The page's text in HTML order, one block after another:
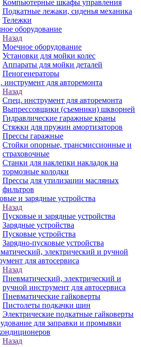
Компьютерные шкафы управления
Подкатные лежаки, сиденья механика
Тележки
оборудование
Назад
Моечное оборудование
Установки для мойки колес
Аппараты для мойки деталей
Пеногенераторы
инструмент для авторемонта
Назад
Спец. инструмент для авторемонта
Выпрессовщики (съемники) шкворней
Гидравлические гаражные краны
Стяжки для пружин амортизаторов
Прессы гаражные
Стойки опорные, трансмиссионные и
страховочные
Станки для наклепки накладок на
тормозные колодки
Прессы для утилизации масляных
фильтров
и зарядные устройства
Назад
Пусковые и зарядные устройства
Зарядные устройства
Пусковые устройства
Зарядно-пусковые устройства
электрический и ручной
для автосервиса
Назад
Пневматический, электрический и
ручной инструмент для автосервиса
Пневматические гайковерты
Пистолеты подкачки шин
Электрические подкатные гайковерты
для заправки и промывки
Назад